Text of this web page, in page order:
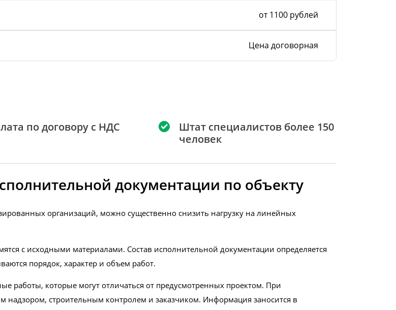
от 1100 рублей
Цена договорная
по договору с НДС
Штат специалистов более 150
человек
документации по объекту
организаций, можно существенно снизить нагрузку на линейных
с исходными материалами. Состав исполнительной документации определяется
порядок, характер и объем работ.
работы, которые могут отличаться от предусмотренных проектом. При
надзором, строительным контролем и заказчиком. Информация заносится в